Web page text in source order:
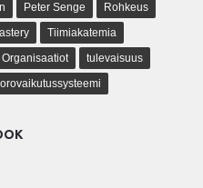
Peter Senge
Rohkeus
Tiimiakatemia
tulevaisuus